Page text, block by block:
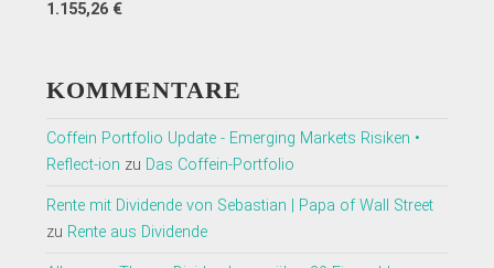
1.155,26 €
KOMMENTARE
Coffein Portfolio Update - Emerging Markets Risiken •
Reflect-ion zu Das Coffein-Portfolio
Rente mit Dividende von Sebastian | Papa of Wall Street
zu Rente aus Dividende